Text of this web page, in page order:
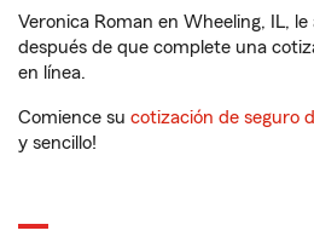
Veronica Roman en Wheeling, IL,
después de que complete una
en línea.
Comience su cotización de seguro
y sencillo!